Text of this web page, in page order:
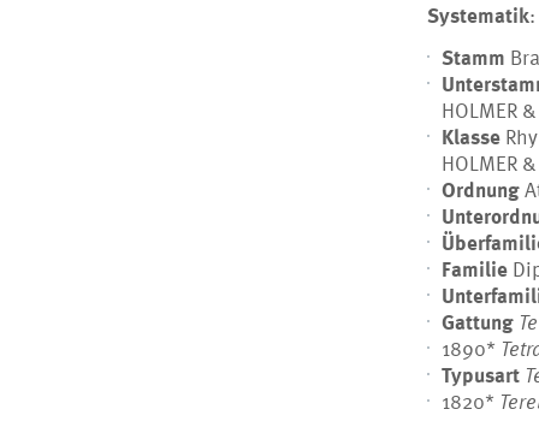
Systematik:
Stamm
HOLMER
Klasse
HOLMER
Ordnung
Familie
Gattung
1890*
Typusart
1820*